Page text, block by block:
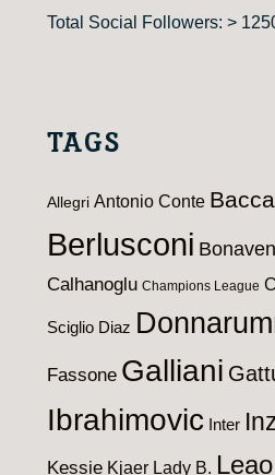
Total Social Followers: >
TAGS
Allegri Antonio Conte Bacca
Berlusconi
Calhanoglu Champions League
Sciglio Diaz
Fassone Galliani
Ibrahimovic Inter
Kessie Kjaer Lady B. Leao